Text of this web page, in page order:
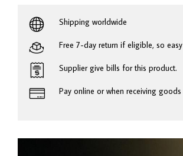
Shipping worldwide
Free 7-day return if eligible, so easy
Supplier give bills for this product.
Pay online or when receiving goods